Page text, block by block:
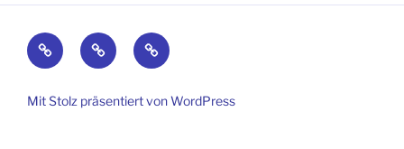
Kontakt ImpressumDatenschutz
Mit Stolz präsentiert von WordPress